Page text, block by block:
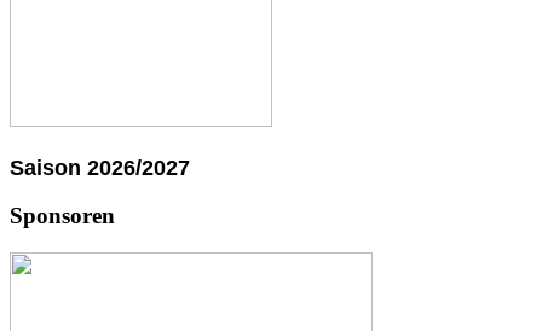
Saison 2026/2027
Sponsoren